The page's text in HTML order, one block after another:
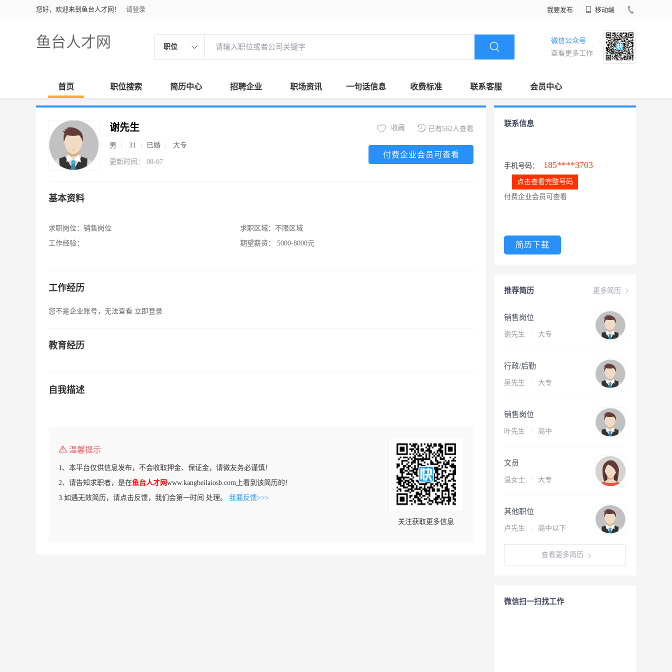
您好，欢迎来到鱼台人才网！ 请登录 我要发布 移动端
鱼台人才网 职位
微信公众号
查看更多工作
首页 职位搜索 简历中心 招聘企业 职场资讯 一句话信息 收费标准 联系客服 会员中心
谢先生
男 31 已婚 大专
更新时间： 08-07
已有562人查看
收藏
付费企业会员可查看
基本资料
求职岗位： 销售岗位
工作经验：
求职区域： 不限区域
期望薪资：
5000-8000元
工作经历
您不是企业账号，无法查看 立即登录
教育经历
自我描述
温馨提示
1、本平台仅供信息发布，不会收取押金、保证金，请微友务必谨慎！
2、请告知求职者，是在鱼台人才网www.kangbeilaiosb.com上看到该简历的！
3.如遇无效简历，请点击反馈，我们会第一时间 处理。 我要反馈>>>
关注获取更多信息
联系信息
手机号码： 185****3703
点击查看完整号码
付费企业会员可查看
简历下载
更多简历
推荐简历
销售岗位
谢先生 · 大专
行政/后勤
吴先生 · 大专
销售岗位
叶先生 · 高中
文员
温女士 · 大专
其他职位
卢先生 · 高中以下
查看更多简历
微信扫一扫找工作